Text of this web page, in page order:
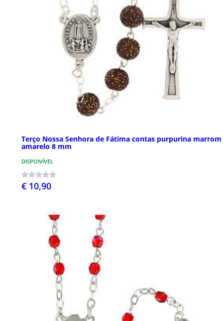
Terço Nossa Senhora de Fátima contas purpurina marrom
amarelo 8 mm
DISPONÍVEL
€ 10,90